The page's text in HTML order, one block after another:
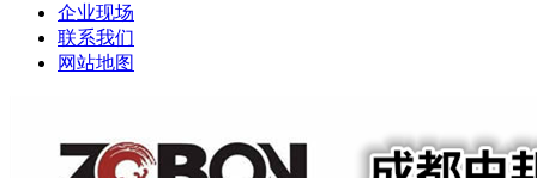
企业现场
联系我们
网站地图